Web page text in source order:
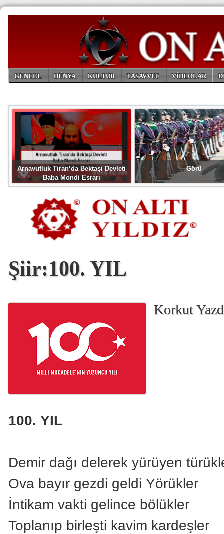
GÜNCEL DÜNYA KÜLTÜR TASAVVUF VİDEOLAR
Arnavutluk Tiran’da Bektaşi Devleti
Baba Mondi Esrarı
Görü
Şiir:100. YIL
Korkut
100. YIL
Demir dağı delerek yürüyen
Ova bayır gezdi geldi Yörükler
İntikam vakti gelince bölükler
Toplanıp birleşti kavim kardeşler